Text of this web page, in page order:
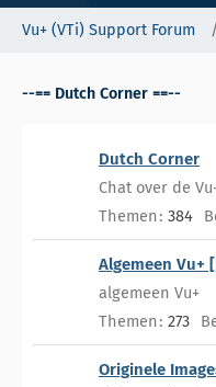
Vu+ (VTi) Support Forum
--== Dutch Corner ==--
Dutch Corner
Chat over de
Themen 384
Algemeen Vu+
algemeen Vu+
Themen 273
Originele